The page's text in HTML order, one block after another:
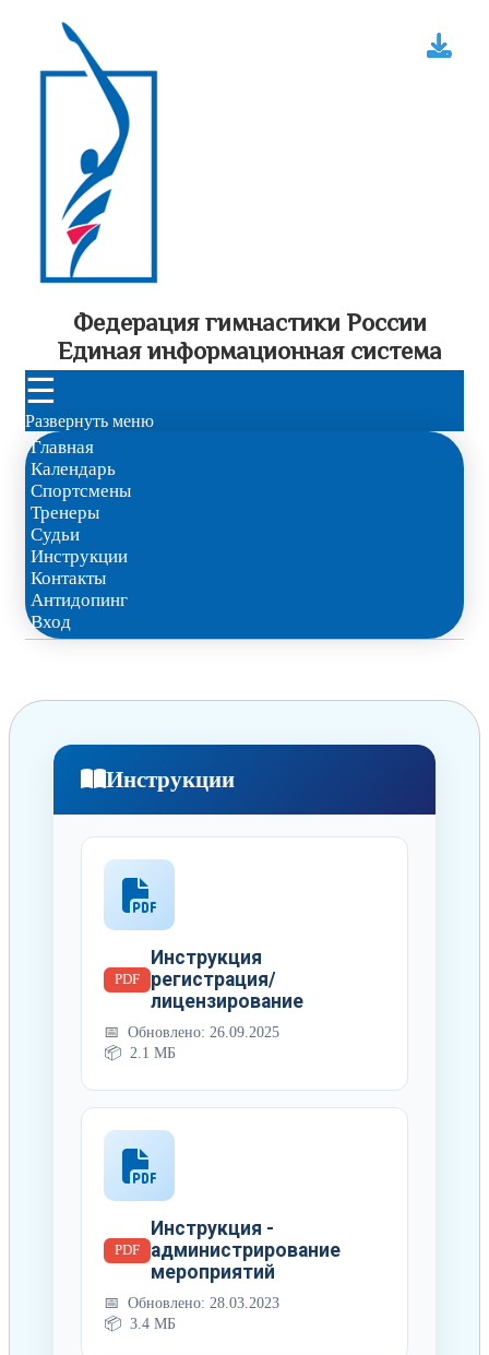
Федерация гимнастики России
Единая информационная система
☰
Развернуть меню
Главная
Календарь
Спортсмены
Тренеры
Судьи
Инструкции
Контакты
Антидопинг
Вход
Инструкции
PDF
Инструкция
регистрация/
лицензирование
Обновлено: 26.09.2025
2.1 МБ
PDF
Инструкция -
администрирование
мероприятий
Обновлено: 28.03.2023
3.4 МБ